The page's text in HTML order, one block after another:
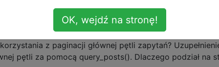
dla niestandardowych pętli?
zapytanie do pliku szablonu / niestandardowego
WordPress do korzystania z mojego niestandardowego
z paginacji głównej pętli zapytań?
pętli za pomocą query_posts(). Dlaczego podział na
OK, wejdź na stronę!